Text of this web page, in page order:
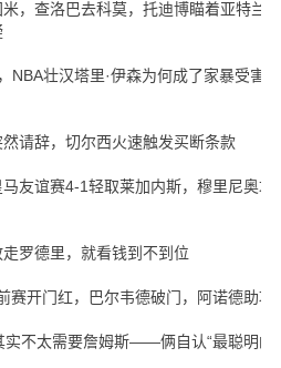
，查洛巴去科莫，托迪博瞄着亚特兰
NBA壮汉塔里·伊森为何成了家暴受害
请辞，切尔西火速触发买断条款
友谊赛4-1轻取莱加内斯，穆里尼奥场
罗德里，就看钱到不到位
赛开门红，巴尔韦德破门，阿诺德助攻
不太需要詹姆斯——俩自认“最聪明的